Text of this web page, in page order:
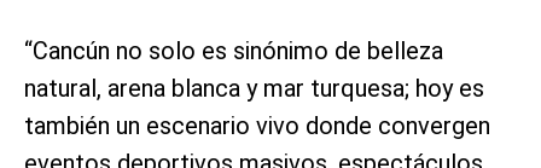
“Cancún no solo es sinónimo de belleza
natural, arena blanca y mar turquesa; hoy es
también un escenario vivo donde convergen